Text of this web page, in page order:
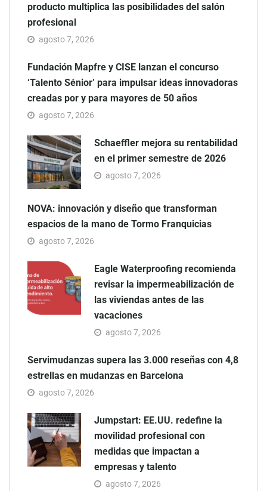
producto multiplica las posibilidades del salón
profesional
agosto 7, 2026
Fundación Mapfre y CISE lanzan el concurso
‘Talento Sénior’ para impulsar ideas innovadoras
creadas por y para mayores de 50 años
agosto 7, 2026
Schaeffler mejora su rentabilidad
en el primer semestre de 2026
agosto 7, 2026
NOVA: innovación y diseño que transforman
espacios de la mano de Tormo Franquicias
agosto 7, 2026
Eagle Waterproofing recomienda
revisar la impermeabilización de
las viviendas antes de las
vacaciones
agosto 7, 2026
Servimudanzas supera las 3.000 reseñas con 4,8
estrellas en mudanzas en Barcelona
agosto 7, 2026
Jumpstart: EE.UU. redefine la
movilidad profesional con
medidas que impactan a
empresas y talento
agosto 7, 2026